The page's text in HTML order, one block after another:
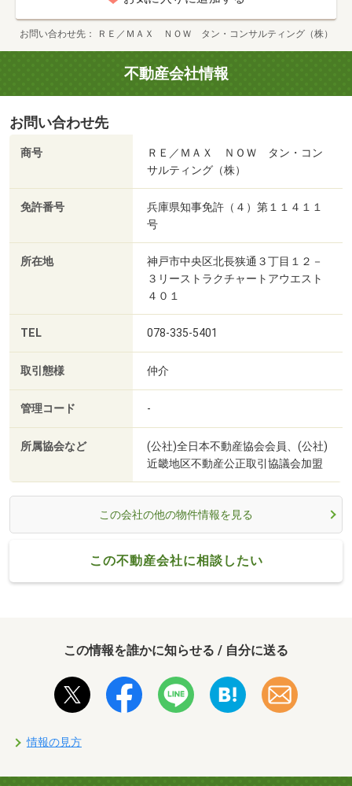
お問い合わせ先 ＲＥ／ＭＡＸ ＮＯＷ タン・コンサルティング（株）
不動産会社情報
お問い合わせ先
商号
ＲＥ／ＭＡＸ ＮＯＷ タン・コン
サルティング（株）
免許番号
兵庫県知事免許（４）第１１４１１
号
所在地
神戸市中央区北長狭通３丁目１２－
３リーストラクチャートアウエスト
４０１
TEL 078-335-5401
取引態様 仲介
管理コード -
所属協会など
(公社)全日本不動産協会会員、(公社)
近畿地区不動産公正取引協議会加盟
この会社の他の物件情報を見る
この不動産会社に相談したい
この情報を誰かに知らせる / 自分に送る
情報の見方